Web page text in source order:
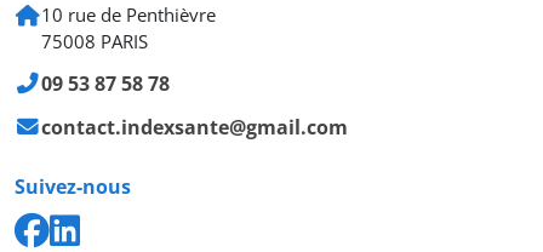
10 rue de Penthièvre
75008 PARIS
09 53 87 58 78
contact.indexsante@gmail.com
Suivez-nous